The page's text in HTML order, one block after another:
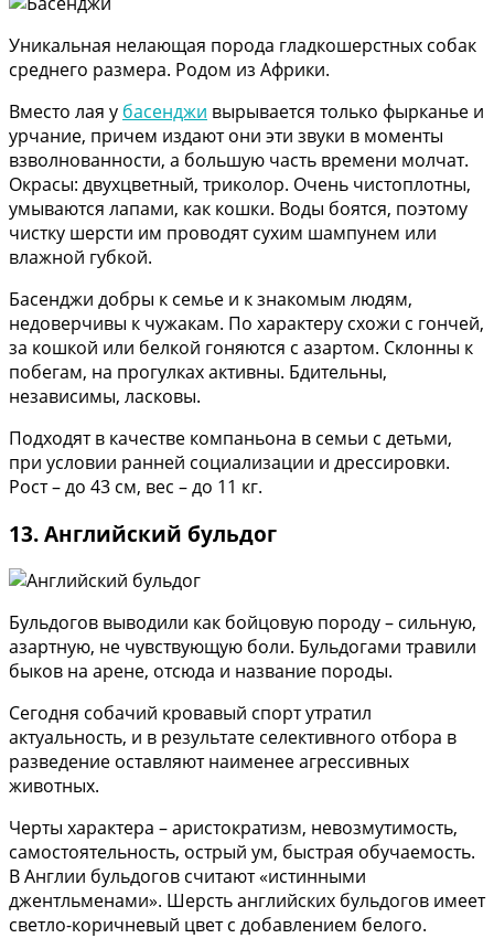
Уникальная нелающая порода гладкошерстных собак
среднего размера. Родом из Африки.
Вместо лая у басенджи вырывается только фырканье и
урчание, причем издают они эти звуки в моменты
взволнованности, а большую часть времени молчат.
Окрасы: двухцветный, триколор. Очень чистоплотны,
умываются лапами, как кошки. Воды боятся, поэтому
чистку шерсти им проводят сухим шампунем или
влажной губкой.
Басенджи добры к семье и к знакомым людям,
недоверчивы к чужакам. По характеру схожи с гончей,
за кошкой или белкой гоняются с азартом. Склонны к
побегам, на прогулках активны. Бдительны,
независимы, ласковы.
Подходят в качестве компаньона в семьи с детьми,
при условии ранней социализации и дрессировки.
Рост – до 43 см, вес – до 11 кг.
13. Английский бульдог
Бульдогов выводили как бойцовую породу – сильную,
азартную, не чувствующую боли. Бульдогами травили
быков на арене, отсюда и название породы.
Сегодня собачий кровавый спорт утратил
актуальность, и в результате селективного отбора в
разведение оставляют наименее агрессивных
животных.
Черты характера – аристократизм, невозмутимость,
самостоятельность, острый ум, быстрая обучаемость.
В Англии бульдогов считают «истинными
джентльменами». Шерсть английских бульдогов имеет
светло-коричневый цвет с добавлением белого.